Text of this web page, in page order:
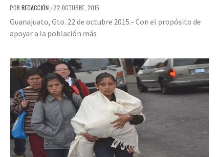
POR REDACCIÓN /22 OCTUBRE, 2015
Guanajuato, Gto. 22 de octubre 2015.- Con el propósito de
apoyar a la población más